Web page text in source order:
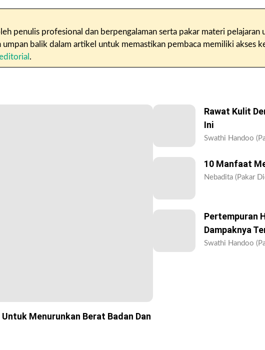
penulis profesional dan berpengalaman serta pakar materi pelajaran
umpan balik dalam artikel untuk memastikan pembaca memiliki akses
.
Menurunkan Berat Badan Dan
Rawat Kulit
Ini
Swathi Handoo
10 Manfaat
Nebadita (Pakar
Pertempuran
Dampaknya
Swathi Handoo